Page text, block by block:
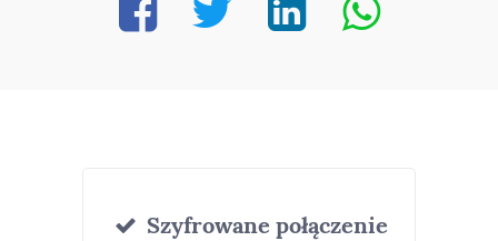
Szyfrowane połączenie